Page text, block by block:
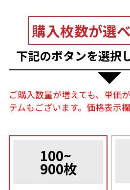
購入枚数が選
下記のボタンを選択
ご購入数量が増えても、単価
テムもございます。価格表示
100~
900枚